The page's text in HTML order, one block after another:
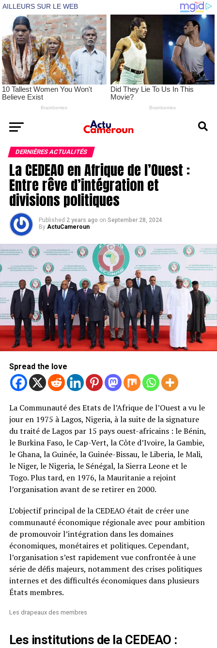
DERNIÈRES ACTUALITÉS
La CEDEAO en Afrique de l’Ouest :
Entre rêve d’intégration et
divisions politiques
Published 2 years ago on September 28, 2024
By ActuCameroun
Spread the love
La Communauté des Etats de l’Afrique de l’Ouest a vu le
jour en 1975 à Lagos, Nigeria, à la suite de la signature
du traité de Lagos par 15 pays ouest-africains : le Bénin,
le Burkina Faso, le Cap-Vert, la Côte d’Ivoire, la Gambie,
le Ghana, la Guinée, la Guinée-Bissau, le Liberia, le Mali,
le Niger, le Nigeria, le Sénégal, la Sierra Leone et le
Togo. Plus tard, en 1976, la Mauritanie a rejoint
l’organisation avant de se retirer en 2000.
L’objectif principal de la CEDEAO était de créer une
communauté économique régionale avec pour ambition
de promouvoir l’intégration dans les domaines
économiques, monétaires et politiques. Cependant,
l’organisation s’est rapidement vue confrontée à une
série de défis majeurs, notamment des crises politiques
internes et des difficultés économiques dans plusieurs
États membres.
Les drapeaux des membres
Les institutions de la CEDEAO :